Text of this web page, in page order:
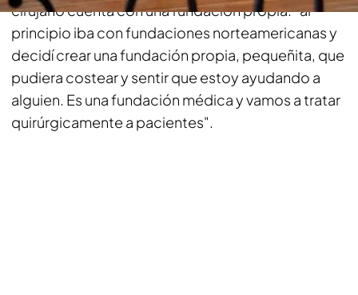
cirujano cuenta con una fundación propia: "al
principio iba con fundaciones norteamericanas y
decidí crear una fundación propia, pequeñita, que
pudiera costear y sentir que estoy ayudando a
alguien. Es una fundación médica y vamos a tratar
quirúrgicamente a pacientes".